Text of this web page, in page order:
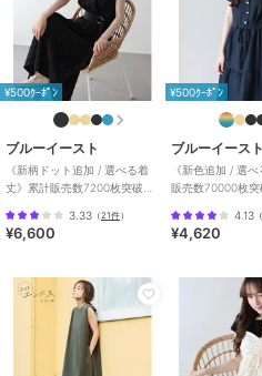
BLUEEASTのお得な情報を受け取
さい♪
・生産時期により、色、サイズ、デ
される場合がございます。
・モデル着用画像は撮影環境により
ございます。
商品のみの画像が実際の商品に近い
認ください。
・ご覧の端末のモニター環境や照明
見える場合がございます。
ブランド ブルーイースト
ショップ ブルーイースト
¥500ｸｰﾎﾟﾝ
ブルーイースト
《新柄ドット追加 / 選べる着
丈》累計販売数7200枚突破！
ス
3.33 （21件）
¥6,600
¥500ｸｰﾎﾟﾝ
ブルーイースト
《新色追加 / 選
販売数70000枚突
4.13
¥4,620